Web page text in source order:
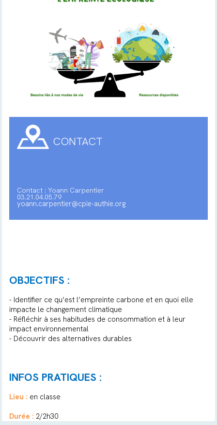
CONTACT
Contact : Yoann Carpentier
03.21.04.05.79
yoann.carpentier@cpie-authie.org
OBJECTIFS :
- Identifier ce qu’est l’empreinte carbone et en quoi elle
impacte le changement climatique
- Réfléchir à ses habitudes de consommation et à leur
impact environnemental
- Découvrir des alternatives durables
INFOS PRATIQUES :
Lieu : en classe
Durée : 2/2h30